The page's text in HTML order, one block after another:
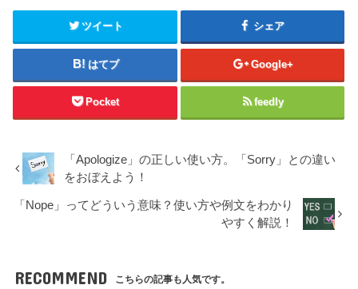
ツイート シェア
はてブ Google+
Pocket feedly
「Apologize」の正しい使い方。「Sorry」との違い
をおぼえよう！
「Nope」ってどういう意味？使い方や例文をわかり
やすく解説！
RECOMMEND こちらの記事も人気です。